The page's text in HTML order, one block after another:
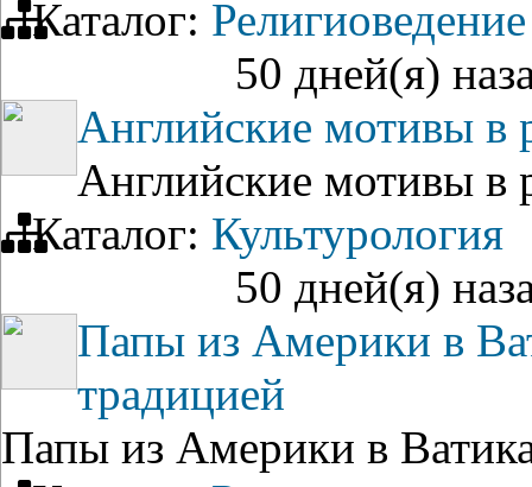
Каталог: Религиоведение
50 дней(я)
Английские мотивы в
Английские мотивы в
Каталог: Культурология
50 дней(я)
Папы из Америки в
традицией
Папы из Америки в